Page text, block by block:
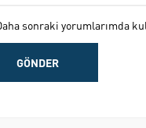
sonraki yorumlarımda